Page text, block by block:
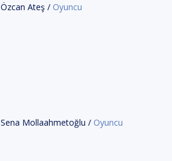
Özcan Ateş / Oyuncu
Sena Mollaahmetoğlu / Oyuncu